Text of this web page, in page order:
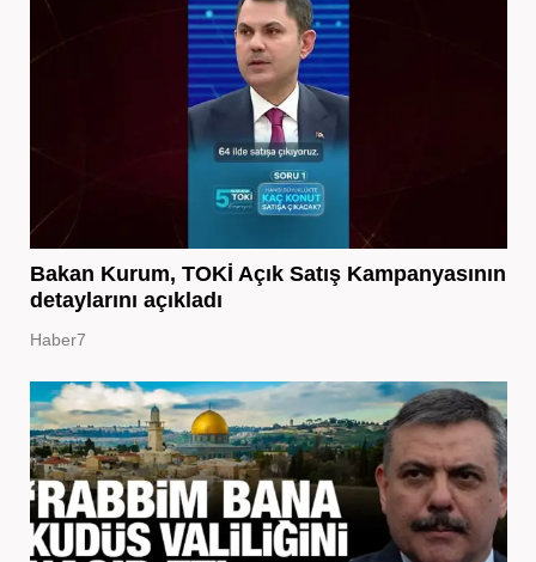
Bakan Kurum, TOKİ Açık Satış Kampanyasının
detaylarını açıkladı
Haber7